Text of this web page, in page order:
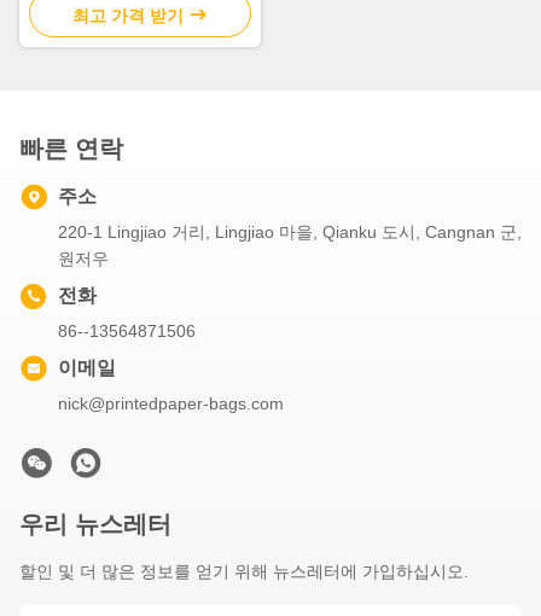
습니다
최고 가격 받기
빠른 연락
주소
220-1 Lingjiao 거리, Lingjiao 마을, Qianku 도시, Cangnan 군,
원저우
전화
86--13564871506
이메일
nick@printedpaper-bags.com
우리 뉴스레터
할인 및 더 많은 정보를 얻기 위해 뉴스레터에 가입하십시오.